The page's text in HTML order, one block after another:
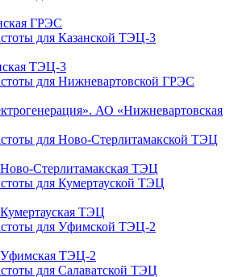
ГРЭС
ТЭЦ-3
АО «Нижневартовская
Стерлитамакская ТЭЦ
ТЭЦ
ТЭЦ-2